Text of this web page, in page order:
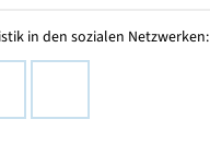
in den sozialen Netzwerken: